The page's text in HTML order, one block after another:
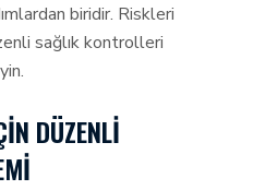
biridir. Riskleri
sağlık kontrolleri
DÜZENLI